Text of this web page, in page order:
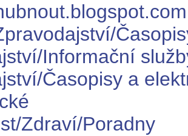
Informační
Časopisy a
Zdraví/Poradny